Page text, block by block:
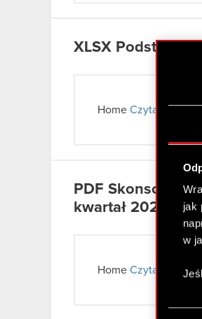
jak
w
XLSX
Home Czytaj dalej
PDF
kwartał 2026 r.
Home Czytaj dalej